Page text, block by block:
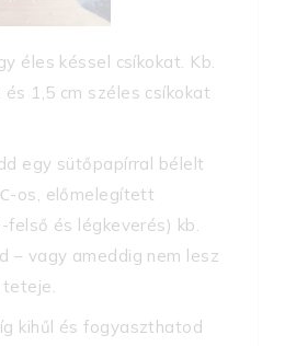
éles késsel csíkokat. Kb.
és 1,5 cm széles csíkokat
egy sütőpapírral bélelt
os, előmelegített
felső és légkeverés) kb.
– vagy ameddig nem lesz
teteje.
kihűl és fogyaszthatod